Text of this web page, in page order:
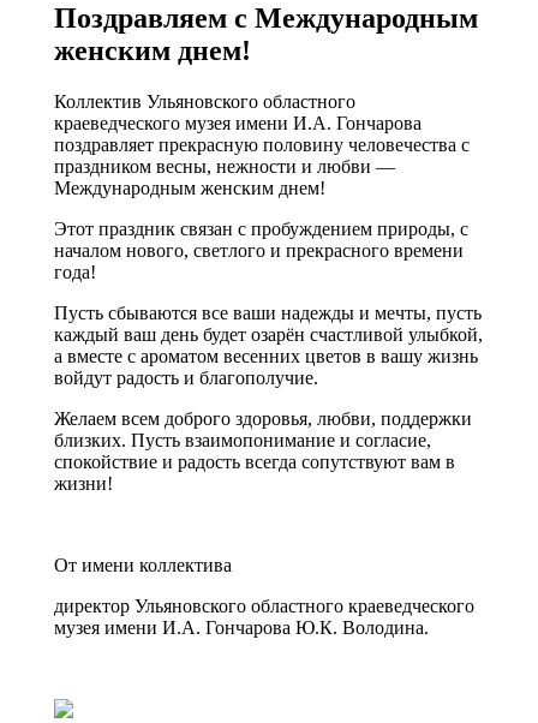
Поздравляем с Международным
женским днем!
Коллектив Ульяновского областного
краеведческого музея имени И.А. Гончарова
поздравляет прекрасную половину человечества с
праздником весны, нежности и любви —
Международным женским днем!
Этот праздник связан с пробуждением природы, с
началом нового, светлого и прекрасного времени
года!
Пусть сбываются все ваши надежды и мечты, пусть
каждый ваш день будет озарён счастливой улыбкой,
а вместе с ароматом весенних цветов в вашу жизнь
войдут радость и благополучие.
Желаем всем доброго здоровья, любви, поддержки
близких. Пусть взаимопонимание и согласие,
спокойствие и радость всегда сопутствуют вам в
жизни!
От имени коллектива
директор Ульяновского областного краеведческого
музея имени И.А. Гончарова Ю.К. Володина.